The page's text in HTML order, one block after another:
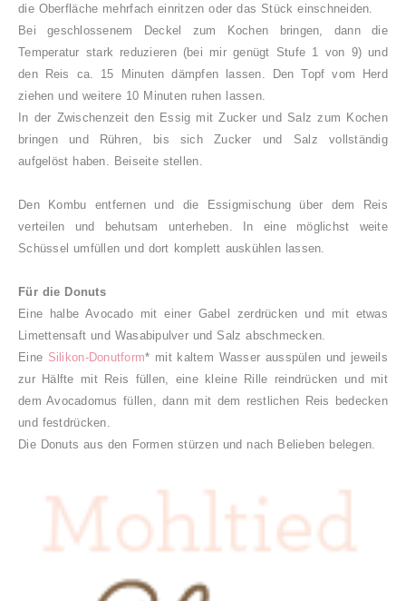
die Oberfläche mehrfach einritzen oder das Stück einschneiden.
Bei geschlossenem Deckel zum Kochen bringen, dann die
Temperatur stark reduzieren (bei mir genügt Stufe 1 von 9) und
den Reis ca. 15 Minuten dämpfen lassen. Den Topf vom Herd
ziehen und weitere 10 Minuten ruhen lassen.
In der Zwischenzeit den Essig mit Zucker und Salz zum Kochen
bringen und Rühren, bis sich Zucker und Salz vollständig
aufgelöst haben. Beiseite stellen.
Den Kombu entfernen und die Essigmischung über dem Reis
verteilen und behutsam unterheben. In eine möglichst weite
Schüssel umfüllen und dort komplett auskühlen lassen.
Für die Donuts
Eine halbe Avocado mit einer Gabel zerdrücken und mit etwas
Limettensaft und Wasabipulver und Salz abschmecken.
Eine Silikon-Donutform* mit kaltem Wasser ausspülen und jeweils
zur Hälfte mit Reis füllen, eine kleine Rille reindrücken und mit
dem Avocadomus füllen, dann mit dem restlichen Reis bedecken
und festdrücken.
Die Donuts aus den Formen stürzen und nach Belieben belegen.